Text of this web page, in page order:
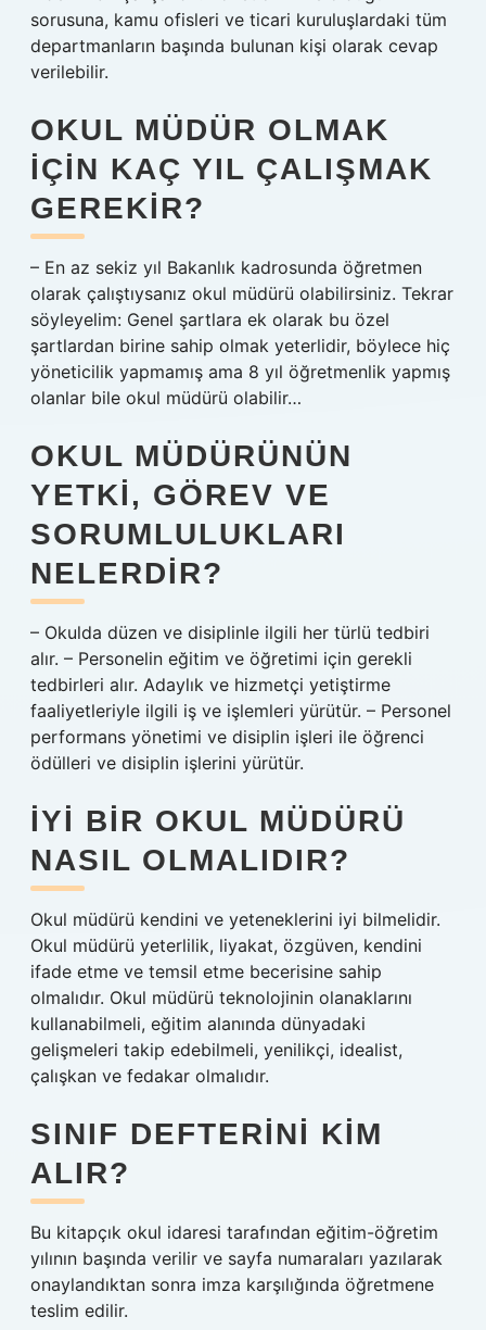
sorusuna, kamu ofisleri ve ticari kuruluşlardaki tüm
departmanların başında bulunan kişi olarak cevap
verilebilir.
OKUL MÜDÜR OLMAK
IÇIN KAÇ YIL ÇALIŞMAK
GEREKIR?
– En az sekiz yıl Bakanlık kadrosunda öğretmen
olarak çalıştıysanız okul müdürü olabilirsiniz. Tekrar
söyleyelim: Genel şartlara ek olarak bu özel
şartlardan birine sahip olmak yeterlidir, böylece hiç
yöneticilik yapmamış ama 8 yıl öğretmenlik yapmış
olanlar bile okul müdürü olabilir…
OKUL MÜDÜRÜNÜN
YETKI, GÖREV VE
SORUMLULUKLARI
NELERDIR?
– Okulda düzen ve disiplinle ilgili her türlü tedbiri
alır. – Personelin eğitim ve öğretimi için gerekli
tedbirleri alır. Adaylık ve hizmetçi yetiştirme
faaliyetleriyle ilgili iş ve işlemleri yürütür. – Personel
performans yönetimi ve disiplin işleri ile öğrenci
ödülleri ve disiplin işlerini yürütür.
İYI BIR OKUL MÜDÜRÜ
NASIL OLMALIDIR?
Okul müdürü kendini ve yeteneklerini iyi bilmelidir.
Okul müdürü yeterlilik, liyakat, özgüven, kendini
ifade etme ve temsil etme becerisine sahip
olmalıdır. Okul müdürü teknolojinin olanaklarını
kullanabilmeli, eğitim alanında dünyadaki
gelişmeleri takip edebilmeli, yenilikçi, idealist,
çalışkan ve fedakar olmalıdır.
SINIF DEFTERINI KIM
ALIR?
Bu kitapçık okul idaresi tarafından eğitim-öğretim
yılının başında verilir ve sayfa numaraları yazılarak
onaylandıktan sonra imza karşılığında öğretmene
teslim edilir.